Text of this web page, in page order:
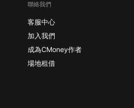
聯絡我們
客服中心
加入我們
成為CMoney作者
場地租借